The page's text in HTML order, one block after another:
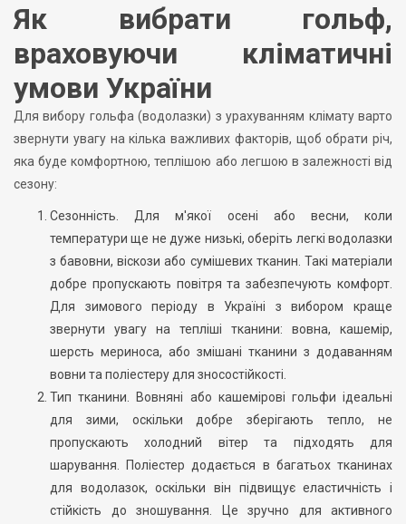
Як вибрати гольф,
враховуючи кліматичні
умови України
Для вибору гольфа (водолазки) з урахуванням клімату варто
звернути увагу на кілька важливих факторів, щоб обрати річ,
яка буде комфортною, теплішою або легшою в залежності від
сезону:
Сезонність. Для м'якої осені або весни, коли
температури ще не дуже низькі, оберіть легкі водолазки
з бавовни, віскози або сумішевих тканин. Такі матеріали
добре пропускають повітря та забезпечують комфорт.
Для зимового періоду в Україні з вибором краще
звернути увагу на тепліші тканини: вовна, кашемір,
шерсть мериноса, або змішані тканини з додаванням
вовни та поліестеру для зносостійкості.
Тип тканини. Вовняні або кашемірові гольфи ідеальні
для зими, оскільки добре зберігають тепло, не
пропускають холодний вітер та підходять для
шарування. Поліестер додається в багатьох тканинах
для водолазок, оскільки він підвищує еластичність і
стійкість до зношування. Це зручно для активного